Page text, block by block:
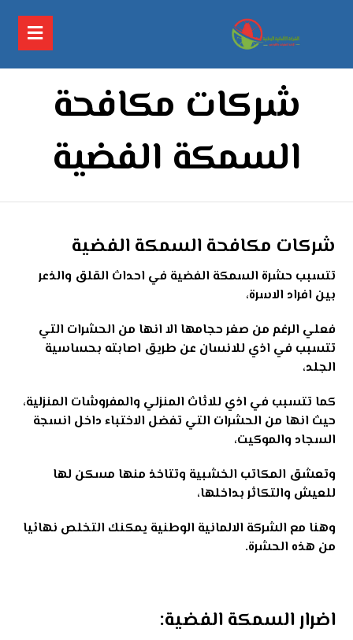
شركات مكافحة
السمكة الفضية
شركات مكافحة السمكة الفضية
تتسبب حشرة السمكة الفضية في احداث القلق والذعر
بين افراد الاسرة،
فعلي الرغم من صغر حجامها الا انها من الحشرات التي
تتسبب في اذي للانسان عن طريق اصابته بحساسية
الجلد،
كما تتسبب في اذي للاثاث المنزلي والمفروشات المنزلية،
حيث انها من الحشرات التي تفضل الاختباء داخل انسجة
السجاد والموكيت،
وتعشق المكاتب الخشبية وتتاخذ منها مسكن لها
للعيش والتكاثر بداخلها،
وهنا مع الشركة الالمانية الوطنية يمكنك التخلص نهائيا
من هذه الحشرة.
اضرار السمكة الفضية: